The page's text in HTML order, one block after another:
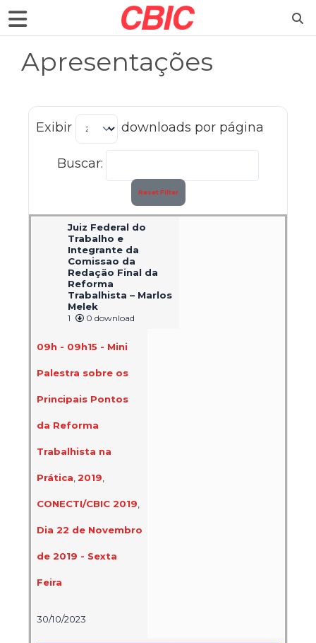
Apresentações
Exibir downloads por página
Buscar:
Reset Filter
Juiz Federal do
Trabalho e
Integrante da
Comissao da
Redação Final da
Reforma
Trabalhista – Marlos
Melek
1 0 download
09h - 09h15 - Mini
Palestra sobre os
Principais Pontos
da Reforma
Trabalhista na
Prática 2019
CONECTI/CBIC 2019
Dia 22 de Novembro
de 2019 - Sexta
Feira
30/10/2023